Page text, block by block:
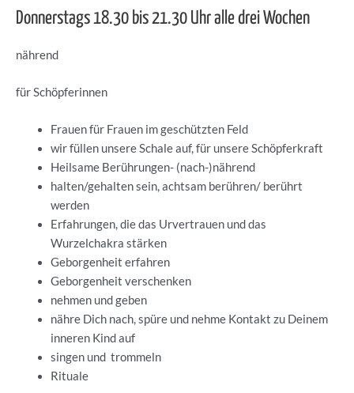
Donnerstags 18.30 bis 21.30 Uhr alle drei Wochen
nährend
für Schöpferinnen
Frauen für Frauen im geschützten Feld
wir füllen unsere Schale auf, für unsere Schöpferkraft
Heilsame Berührungen- (nach-)nährend
halten/gehalten sein, achtsam berühren/ berührt
werden
Erfahrungen, die das Urvertrauen und das
Wurzelchakra stärken
Geborgenheit erfahren
Geborgenheit verschenken
nehmen und geben
nähre Dich nach, spüre und nehme Kontakt zu Deinem
inneren Kind auf
singen und trommeln
Rituale